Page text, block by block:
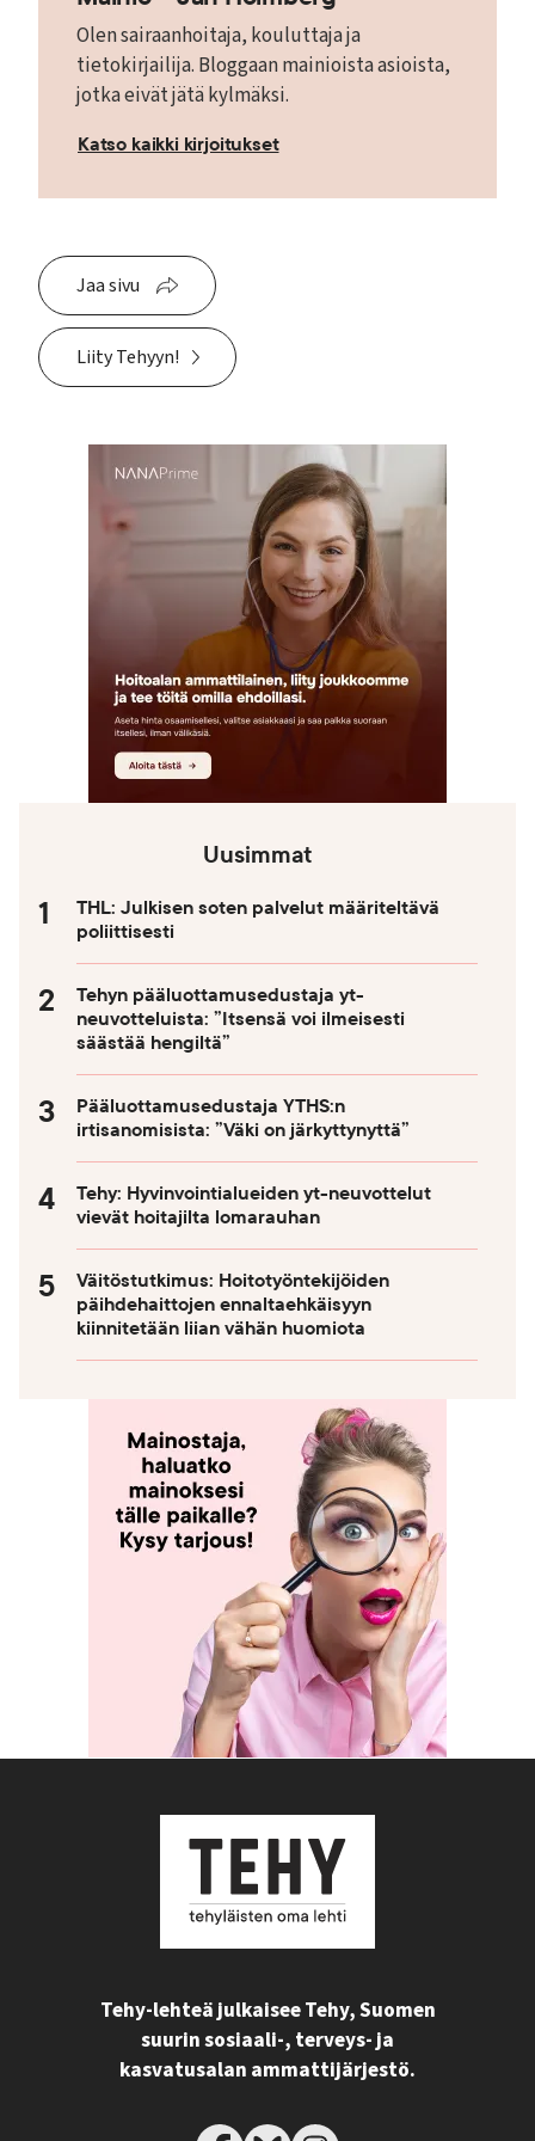
Olen sairaanhoitaja, kouluttaja ja
tietokirjailija. Bloggaan mainioista asioista,
jotka eivät jätä kylmäksi.
Katso kaikki kirjoitukset
Jaa sivu
Liity Tehyyn!
Uusimmat
THL: Julkisen soten palvelut määriteltävä
poliittisesti
Tehyn pääluottamusedustaja yt-
neuvotteluista: ”Itsensä voi ilmeisesti
säästää hengiltä”
Pääluottamusedustaja YTHS:n
irtisanomisista: ”Väki on järkyttynyttä”
Tehy: Hyvinvointialueiden yt-neuvottelut
vievät hoitajilta lomarauhan
Väitöstutkimus: Hoitotyöntekijöiden
päihdehaittojen ennaltaehkäisyyn
kiinnitetään liian vähän huomiota
Tehy-lehteä julkaisee Tehy, Suomen
suurin sosiaali-, terveys- ja
kasvatusalan ammattijärjestö.